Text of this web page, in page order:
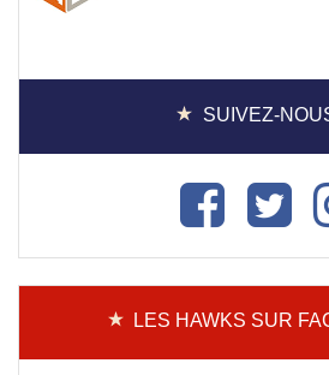
SUIVEZ-
LES HAWKS SUR